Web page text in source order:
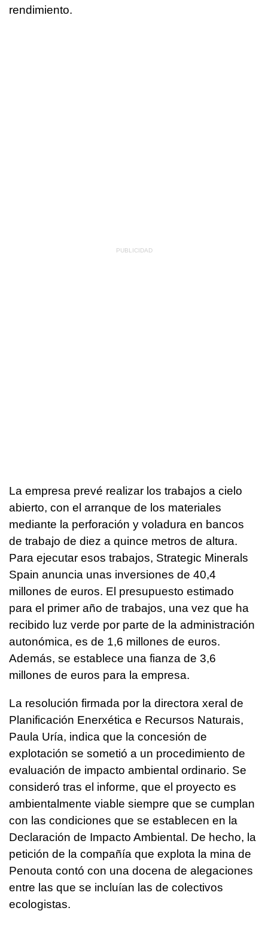
rendimiento.
La empresa prevé realizar los trabajos a cielo
abierto, con el arranque de los materiales
mediante la perforación y voladura en bancos
de trabajo de diez a quince metros de altura.
Para ejecutar esos trabajos, Strategic Minerals
Spain anuncia unas inversiones de 40,4
millones de euros. El presupuesto estimado
para el primer año de trabajos, una vez que ha
recibido luz verde por parte de la administración
autonómica, es de 1,6 millones de euros.
Además, se establece una fianza de 3,6
millones de euros para la empresa.
La resolución firmada por la directora xeral de
Planificación Enerxética e Recursos Naturais,
Paula Uría, indica que la concesión de
explotación se sometió a un procedimiento de
evaluación de impacto ambiental ordinario. Se
consideró tras el informe, que el proyecto es
ambientalmente viable siempre que se cumplan
con las condiciones que se establecen en la
Declaración de Impacto Ambiental. De hecho, la
petición de la compañía que explota la mina de
Penouta contó con una docena de alegaciones
entre las que se incluían las de colectivos
ecologistas.